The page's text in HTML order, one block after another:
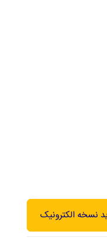
نسخه الکترونیک